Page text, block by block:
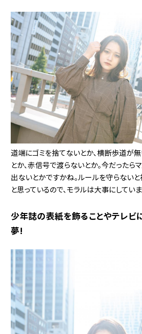
道端にゴミを捨てないとか、横断歩道が
とか、赤信号で渡らないとか。今だったら
出ないとかですかね。ルールを守らない
と思っているので、モラルは大事にしていま
少年誌の表紙を飾ることやテレビ
夢!